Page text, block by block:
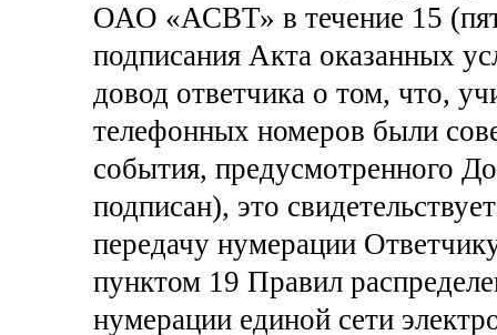
ОАО «АСВТ» в течение 15
подписания Акта оказанных
довод ответчика о том, что,
телефонных номеров были
события, предусмотренного
подписан), это
передачу нумерации
пунктом 19 Правил
нумерации единой сети